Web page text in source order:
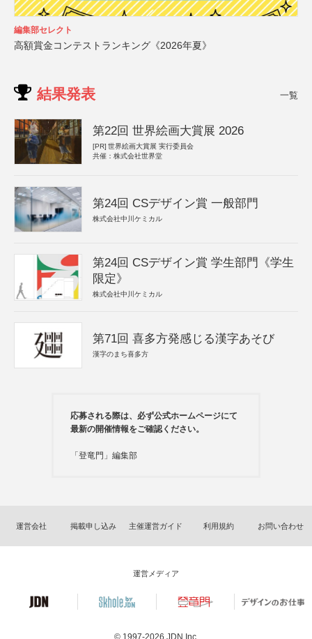
編集部セレクト
高額賞金コンテストランキング《2026年夏》
結果発表 一覧
第22回 世界絵画大賞展 2026
[PR] 世界絵画大賞展 実行委員会
共催：株式会社世界堂
第24回 CSデザイン賞 一般部門
株式会社中川ケミカル
第24回 CSデザイン賞 学生部門《学生
限定》
株式会社中川ケミカル
第71回 喜多方発感じる漢字あそび
漢字のまち喜多方
応募される際は、必ず公式ホームページにて
最新の開催情報をご確認ください。
「登竜門」編集部
運営会社 掲載申し込み 主催運営ガイド 利用規約 お問い合わせ
運営メディア
© 1997-2026 JDN Inc.